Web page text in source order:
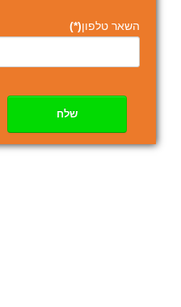
השאר טלפון(*)
שלח